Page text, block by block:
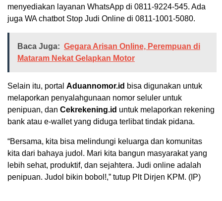
menyediakan layanan WhatsApp di 0811-9224-545. Ada
juga WA chatbot Stop Judi Online di 0811-1001-5080.
Baca Juga: Gegara Arisan Online, Perempuan di
Mataram Nekat Gelapkan Motor
Selain itu, portal Aduannomor.id bisa digunakan untuk
melaporkan penyalahgunaan nomor seluler untuk
penipuan, dan Cekrekening.id untuk melaporkan rekening
bank atau e-wallet yang diduga terlibat tindak pidana.
“Bersama, kita bisa melindungi keluarga dan komunitas
kita dari bahaya judol. Mari kita bangun masyarakat yang
lebih sehat, produktif, dan sejahtera. Judi online adalah
penipuan. Judol bikin bobol!,” tutup Plt Dirjen KPM. (IP)